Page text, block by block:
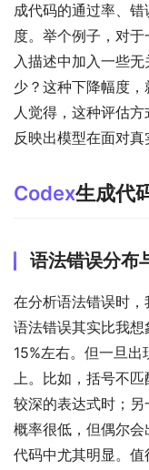
成代码的通过率、
度。举个例子，对
入描述中加入一些
少？这种下降幅度，
人觉得，这种评估
反映出模型在面对真
Codex生成代
语法错误分布
在分析语法错误时，
语法错误其实比我
15%左右。但一旦
上。比如，括号不
较深的表达式时；另
概率很低，但偶尔
代码中尤其明显。